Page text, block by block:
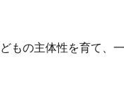
もの主体性を育て、